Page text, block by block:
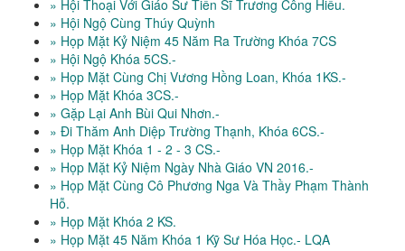
» Hội Thoại Với Giáo Sư Tiến Sĩ Trương Công Hiếu.
» Hội Ngộ Cùng Thúy Quỳnh
» Họp Mặt Kỷ Niệm 45 Năm Ra Trường Khóa 7CS
» Hội Ngộ Khóa 5CS.-
» Họp Mặt Cùng Chị Vương Hồng Loan, Khóa 1KS.-
» Họp Mặt Khóa 3CS.-
» Gặp Lại Anh Bùi Qui Nhơn.-
» Đi Thăm Anh Diệp Trường Thạnh, Khóa 6CS.-
» Họp Mặt Khóa 1 - 2 - 3 CS.-
» Họp Mặt Kỷ Niệm Ngày Nhà Giáo VN 2016.-
» Họp Mặt Cùng Cô Phương Nga Và Thầy Phạm Thành
Hỗ.
» Họp Mặt Khóa 2 KS.
» Họp Mặt 45 Năm Khóa 1 Kỹ Sư Hóa Học.- LQA